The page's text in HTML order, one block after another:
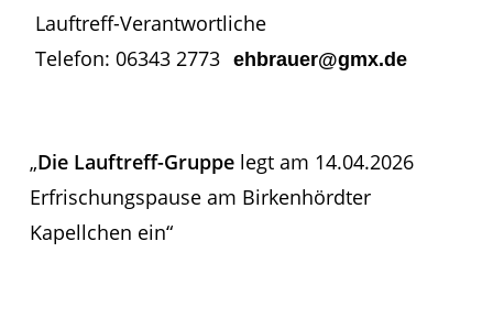
Lauftreff-Verantwortliche
Telefon: 06343 2773
ehbrauer@gmx.de
„Die Lauftreff-Gruppe legt am 14.04.2026
Erfrischungspause am Birkenhördter
Kapellchen ein“